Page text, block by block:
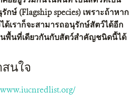
ษ์ (Flagship species) เพราะถ้าหาก
ด้เราก็จะสามารถอนุรักษ์สัตว์ได้อีก
พื้นที่เดียวกันกับสัตว์สำคัญชนิดนี้ได้
นใจ